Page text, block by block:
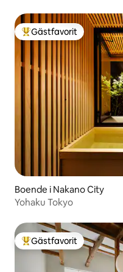
Populär gästfavorit
Gästfavorit
Boende i Nakano City
Yohaku Tokyo
Populär gästfavorit
Gästfavorit